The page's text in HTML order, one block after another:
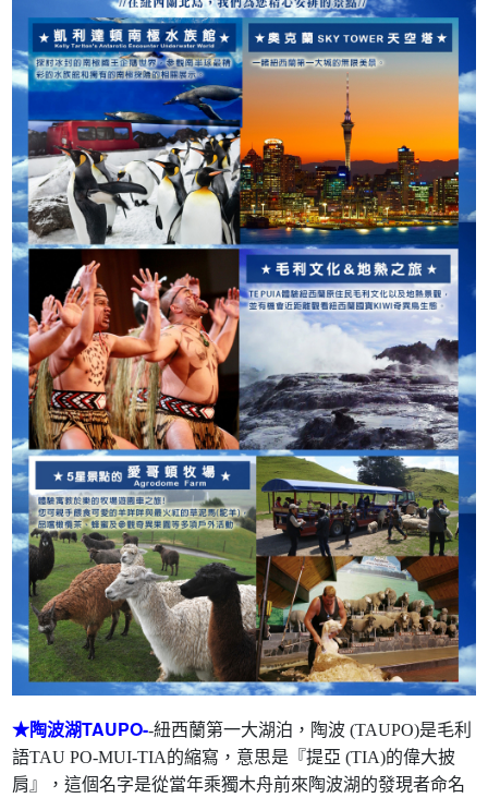
★陶波湖TAUPO--紐西蘭第一大湖泊，陶波 (TAUPO)是毛利
語TAU PO-MUI-TIA的縮寫，意思是『提亞 (TIA)的偉大披
肩』，這個名字是從當年乘獨木舟前來陶波湖的發現者命名